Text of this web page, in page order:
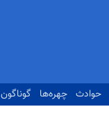
حوادث چهره‌ها گوناگون